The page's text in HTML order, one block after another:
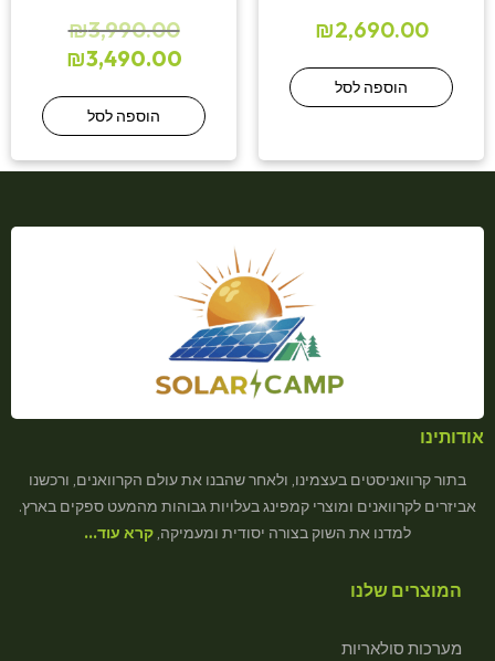
₪2,690.00
הוספה לסל
₪3,990.00
₪3,490.00
הוספה לסל
אודותינו
בתור קרוואניסטים בעצמינו, ולאחר שהבנו את עולם הקרוואנים, ורכשנו
אביזרים לקרוואנים ומוצרי קמפינג בעלויות גבוהות מהמעט ספקים בארץ.
למדנו את השוק בצורה יסודית ומעמיקה, קרא עוד…
המוצרים שלנו
מערכות סולאריות